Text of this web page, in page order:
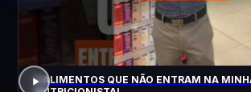
5 ALIMENTOS QUE NÃO ENTRAM NA